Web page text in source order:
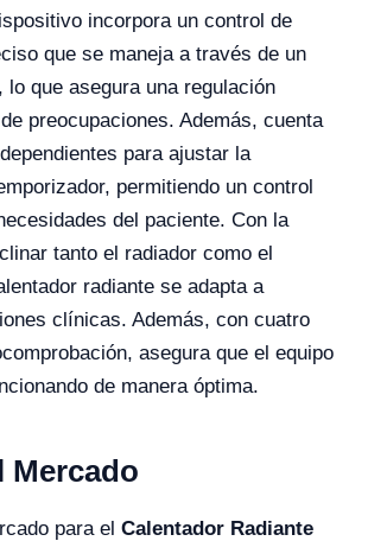
incorpora un control de
que se maneja a través de un
lo que asegura una regulación
preocupaciones. Además, cuenta
para ajustar la
permitiendo un control
del paciente. Con la
tanto el radiador como el
radiante se adapta a
clínicas. Además, con cuatro
asegura que el equipo
de manera óptima.
Mercado
para el Calentador Radiante